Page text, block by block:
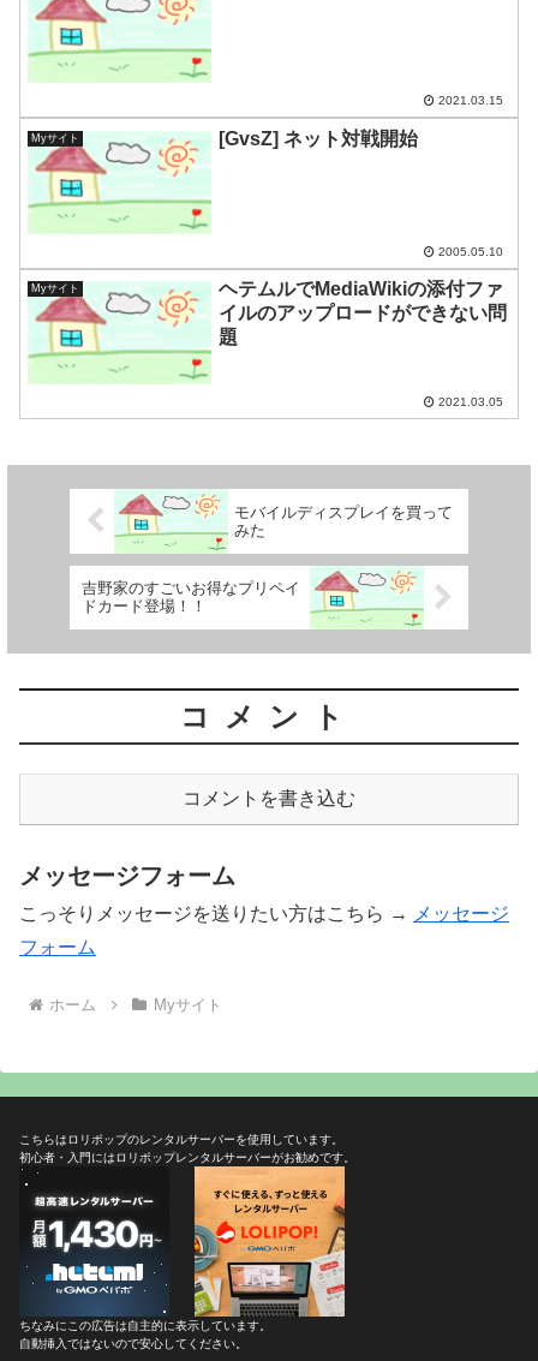
2021.03.15
Myサイト [GvsZ] ネット対戦開始
2005.05.10
Myサイト
ヘテムルでMediaWikiの添付ファ
イルのアップロードができない問
題
2021.03.05
モバイルディスプレイを買って
みた
吉野家のすごいお得なプリペイ
ドカード登場！！
コメント
コメントを書き込む
メッセージフォーム
こっそりメッセージを送りたい方はこちら →
メッセージ
フォーム
ホーム Myサイト
こちらはロリポップのレンタルサーバーを使用しています。
初心者・入門にはロリポップレンタルサーバーがお勧めです。
ちなみにこの広告は自主的に表示しています。
自動挿入ではないので安心してください。